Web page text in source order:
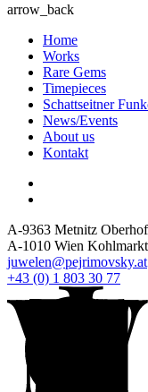
arrow_back
Home
Works
Rare Gems
Timepieces
Schattseitner
News/Events
About us
Kontakt
A-9363 Metnitz
A-1010 Wien
juwelen@pejrimovsky.at
+43 (0) 1 803 30 77